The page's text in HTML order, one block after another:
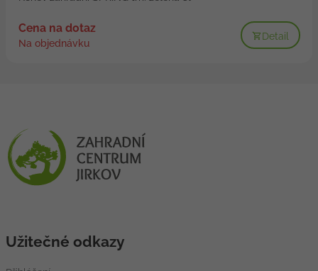
Cena na dotaz
Na objednávku
Detail
Užitečné odkazy